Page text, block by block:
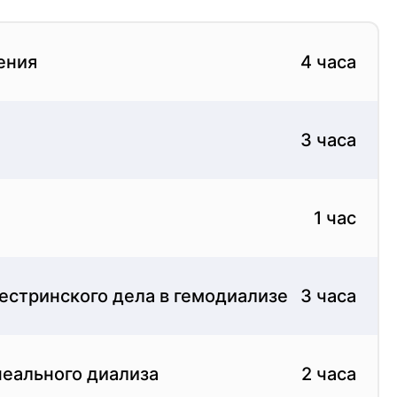
дела - это искусство и наука, направленные
Медсестры должны уметь работать и
4 часа
3 часа
1 час
дела в гемодиализе 3 часа
диализа 2 часа